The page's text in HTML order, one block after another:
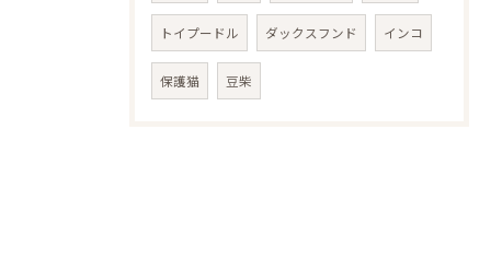
トイプードル ダックスフンド インコ
保護猫 豆柴